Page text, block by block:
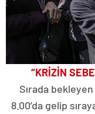
“KRİZİN
Sırada
8.00’da gelip